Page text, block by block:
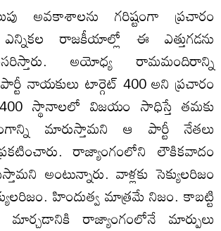
అవకాశాలను గరిష్టంగా ప్రచారం
ఎన్నికల రాజకీయాల్లో ఈ ఎత్తుగడను
అయోధ్య రామమందిరాన్ని
నాయకులు టార్గెట్‌ 400 అని ప్రచారం
స్థానాలలో విజయం సాధిస్తే తమకు
మారుస్తామని ఆ పార్టీ నేతలు
రాజ్యాంగంలోని లౌకికవాదం
అంటున్నారు. వాళ్లకు సెక్యులరిజం
హిందుత్వ మాత్రమే నిజం. కాబట్టి
రాజ్యాంగంలోనే మార్పులు